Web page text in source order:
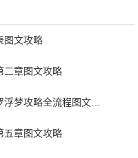
图文攻略
二章图文攻略
纸嫁衣9全部通关攻略图文-纸嫁衣9罗浮梦攻略全流程图文详解
五章图文攻略